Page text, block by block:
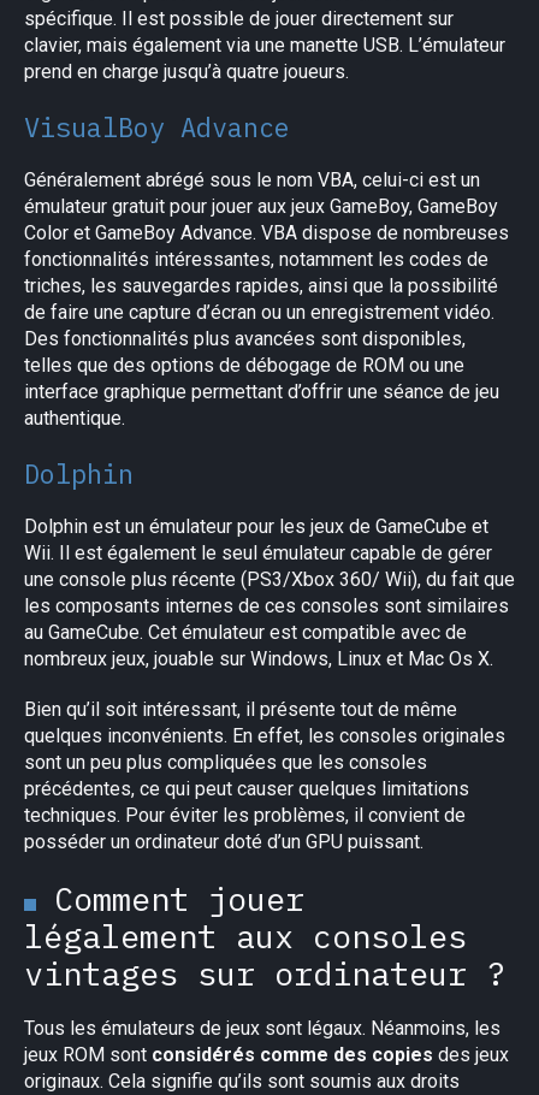
spécifique. Il est possible de jouer directement sur
clavier, mais également via une manette USB. L’émulateur
prend en charge jusqu’à quatre joueurs.
VisualBoy Advance
Généralement abrégé sous le nom VBA, celui-ci est un
émulateur gratuit pour jouer aux jeux GameBoy, GameBoy
Color et GameBoy Advance. VBA dispose de nombreuses
fonctionnalités intéressantes, notamment les codes de
triches, les sauvegardes rapides, ainsi que la possibilité
de faire une capture d’écran ou un enregistrement vidéo.
Des fonctionnalités plus avancées sont disponibles,
telles que des options de débogage de ROM ou une
interface graphique permettant d’offrir une séance de jeu
authentique.
Dolphin
Dolphin est un émulateur pour les jeux de GameCube et
Wii. Il est également le seul émulateur capable de gérer
une console plus récente (PS3/Xbox 360/ Wii), du fait que
les composants internes de ces consoles sont similaires
au GameCube. Cet émulateur est compatible avec de
nombreux jeux, jouable sur Windows, Linux et Mac Os X.
Bien qu’il soit intéressant, il présente tout de même
quelques inconvénients. En effet, les consoles originales
sont un peu plus compliquées que les consoles
précédentes, ce qui peut causer quelques limitations
techniques. Pour éviter les problèmes, il convient de
posséder un ordinateur doté d’un GPU puissant.
Comment jouer
légalement aux consoles
vintages sur ordinateur ?
Tous les émulateurs de jeux sont légaux. Néanmoins, les
jeux ROM sont considérés comme des copies des jeux
originaux. Cela signifie qu’ils sont soumis aux droits